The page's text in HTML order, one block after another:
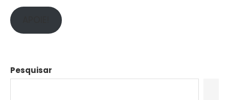
Pesquisar